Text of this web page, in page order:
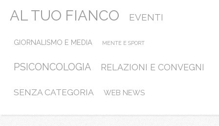
AL TUO FIANCO
EVENTI
GIORNALISMO E MEDIA MENTE E SPORT
PSICONCOLOGIA RELAZIONI E CONVEGNI
SENZA CATEGORIA WEB NEWS